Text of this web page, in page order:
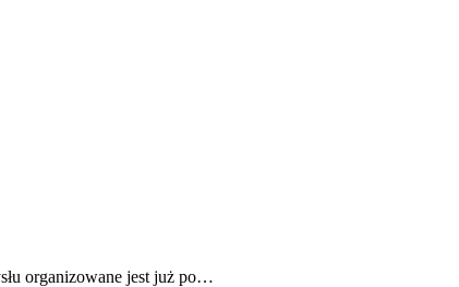
organizowane jest już po…